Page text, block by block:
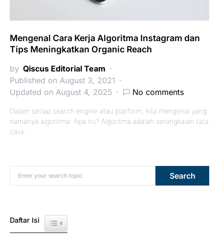
Mengenal Cara Kerja Algoritma Instagram dan
Tips Meningkatkan Organic Reach
by Qiscus Editorial Team
Published on August 3, 2021
Updated on August 4, 2025
No comments
Dalam setiap search engine atau platform, kita mengenal yang
namanya algoritma. Apa itu? Algoritma adalah serangkaian tata
cara…
Search for: Search
Daftar Isi Toggle Table of Content